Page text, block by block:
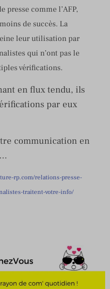
presse comme l’AFP,
de succès. La
leur utilisation par
qui n’ont pas le
vérifications.
en flux tendu, ils
par eux
communication en
rp.com/relations-presse-
traitent-votre-info/